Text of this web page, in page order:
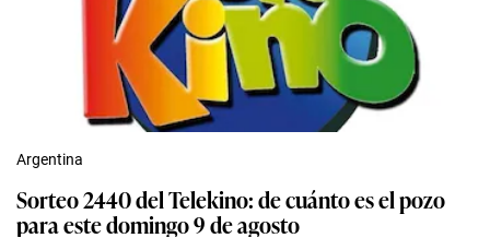
Argentina
Sorteo 2440 del Telekino: de cuánto es el pozo
para este domingo 9 de agosto